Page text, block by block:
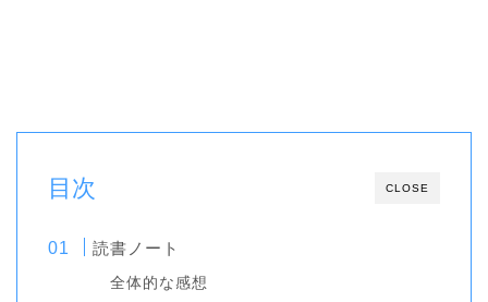
CLOSE
目次
読書ノート
全体的な感想